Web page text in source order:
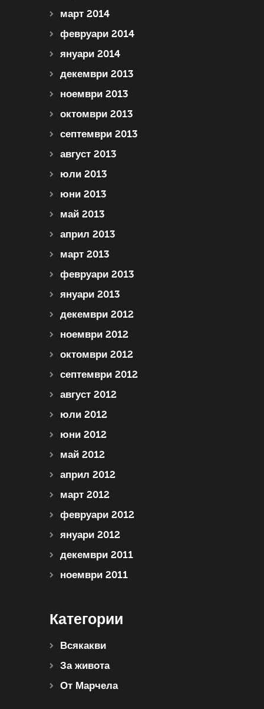
март 2014
февруари 2014
януари 2014
декември 2013
ноември 2013
октомври 2013
септември 2013
август 2013
юли 2013
юни 2013
май 2013
април 2013
март 2013
февруари 2013
януари 2013
декември 2012
ноември 2012
октомври 2012
септември 2012
август 2012
юли 2012
юни 2012
май 2012
април 2012
март 2012
февруари 2012
януари 2012
декември 2011
ноември 2011
Категории
Всякакви
За живота
От Марчела